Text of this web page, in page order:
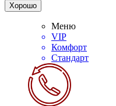
Хорошо
Меню
VIP
Комфорт
Стандарт